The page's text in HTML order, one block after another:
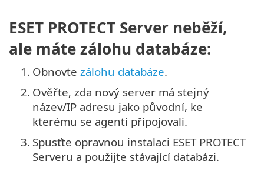
ESET PROTECT Server neběží,
ale máte zálohu databáze:
1. Obnovte zálohu databáze.
2. Ověřte, zda nový server má stejný
název/IP adresu jako původní, ke
kterému se agenti připojovali.
3. Spusťte opravnou instalaci ESET PROTECT
Serveru a použijte stávající databázi.